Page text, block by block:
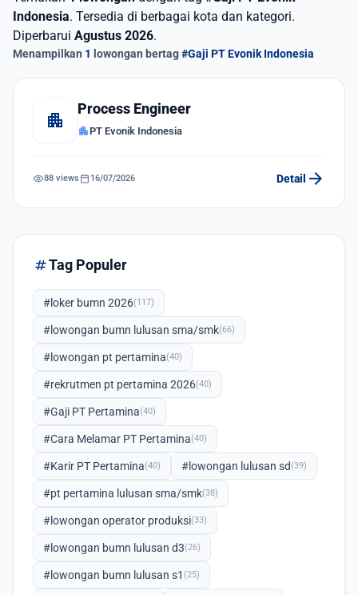
Indonesia. Tersedia di berbagai kota dan kategori.
Diperbarui Agustus 2026.
Menampilkan 1 lowongan bertag#Gaji PT Evonik Indonesia
apartment
Process Engineer
apartmentPT Evonik Indonesia
visibility88 views calendar_today 16/07/2026 Detail arrow_forward
tagTag Populer
#loker bumn 2026(117)
#lowongan bumn lulusan sma/smk(66)
#lowongan pt pertamina(40)
#rekrutmen pt pertamina 2026(40)
#Gaji PT Pertamina(40)
#Cara Melamar PT Pertamina(40)
#Karir PT Pertamina(40) #lowongan lulusan sd(39)
#pt pertamina lulusan sma/smk(38)
#lowongan operator produksi(33)
#lowongan bumn lulusan d3(26)
#lowongan bumn lulusan s1 (25)